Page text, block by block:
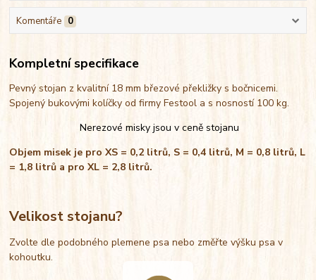
Komentáře 0
Kompletní specifikace
Pevný stojan z kvalitní 18 mm březové překližky s bočnicemi.
Spojený bukovými kolíčky od firmy Festool a s nosností 100 kg.
Nerezové misky jsou v ceně stojanu
Objem misek je pro XS = 0,2 litrů, S = 0,4 litrů, M = 0,8 litrů, L
= 1,8 litrů a pro XL = 2,8 litrů.
Velikost stojanu?
Zvolte dle podobného plemene psa nebo změřte výšku psa v
kohoutku.